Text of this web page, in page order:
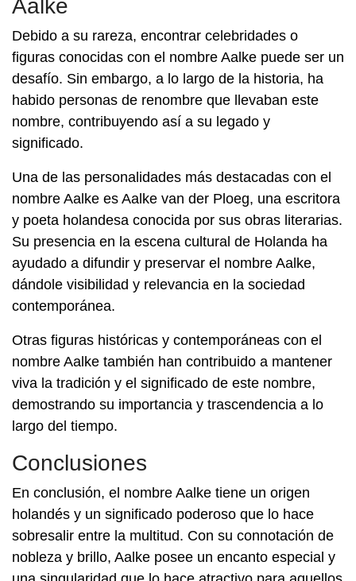
Aalke
Debido a su rareza, encontrar celebridades o
figuras conocidas con el nombre Aalke puede ser un
desafío. Sin embargo, a lo largo de la historia, ha
habido personas de renombre que llevaban este
nombre, contribuyendo así a su legado y
significado.
Una de las personalidades más destacadas con el
nombre Aalke es Aalke van der Ploeg, una escritora
y poeta holandesa conocida por sus obras literarias.
Su presencia en la escena cultural de Holanda ha
ayudado a difundir y preservar el nombre Aalke,
dándole visibilidad y relevancia en la sociedad
contemporánea.
Otras figuras históricas y contemporáneas con el
nombre Aalke también han contribuido a mantener
viva la tradición y el significado de este nombre,
demostrando su importancia y trascendencia a lo
largo del tiempo.
Conclusiones
En conclusión, el nombre Aalke tiene un origen
holandés y un significado poderoso que lo hace
sobresalir entre la multitud. Con su connotación de
nobleza y brillo, Aalke posee un encanto especial y